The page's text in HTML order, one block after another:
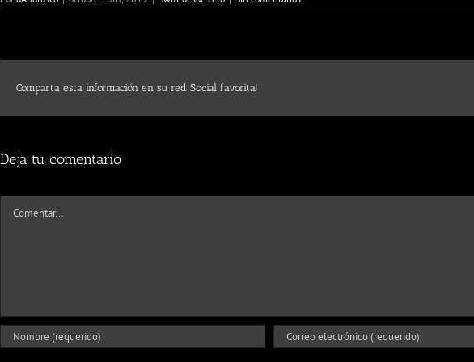
Comparta esta información en su red Social favorita!
Deja tu comentario